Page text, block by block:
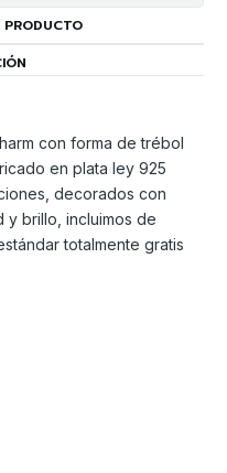
con forma de trébol
en plata ley 925
decorados con
brillo, incluimos de
totalmente gratis